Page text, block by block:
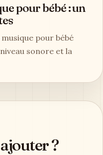
pour bébé : un
pour bébé
sonore et la
?